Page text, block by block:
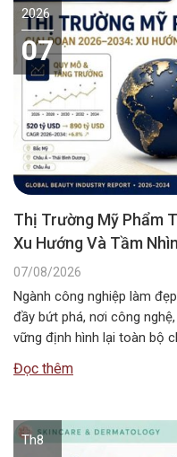
2026
07
Thị Trường Mỹ Phẩm
Xu Hướng Và Tầm
07/08/2026
Ngành công nghiệp làm
đầy bứt phá, nơi công
vững định hình lại toàn bộ
quy mô, động…
Đọc thêm
Th8